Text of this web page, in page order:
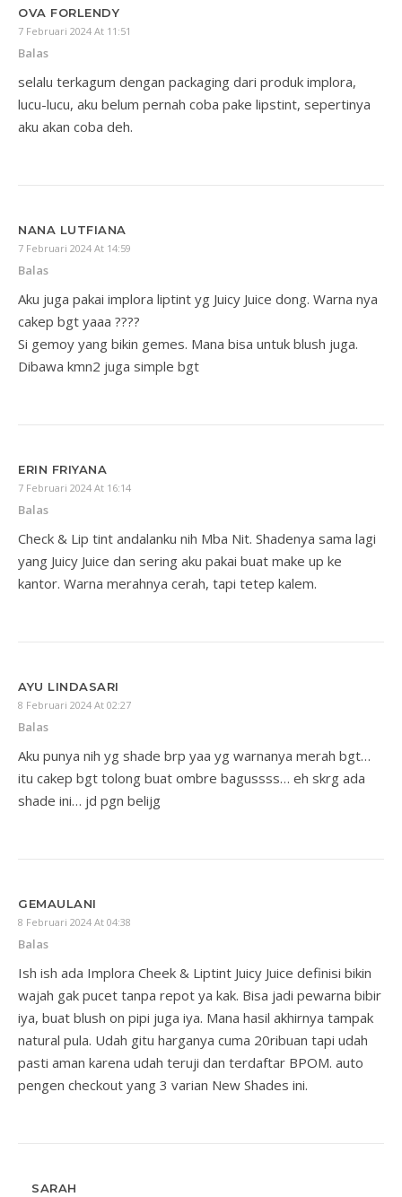
OVA FORLENDY
7 Februari 2024 At 11:51
Balas
selalu terkagum dengan packaging dari produk implora,
lucu-lucu, aku belum pernah coba pake lipstint, sepertinya
aku akan coba deh.
NANA LUTFIANA
7 Februari 2024 At 14:59
Balas
Aku juga pakai implora liptint yg Juicy Juice dong. Warna nya
cakep bgt yaaa ????
Si gemoy yang bikin gemes. Mana bisa untuk blush juga.
Dibawa kmn2 juga simple bgt
ERIN FRIYANA
7 Februari 2024 At 16:14
Balas
Check & Lip tint andalanku nih Mba Nit. Shadenya sama lagi
yang Juicy Juice dan sering aku pakai buat make up ke
kantor. Warna merahnya cerah, tapi tetep kalem.
AYU LINDASARI
8 Februari 2024 At 02:27
Balas
Aku punya nih yg shade brp yaa yg warnanya merah bgt…
itu cakep bgt tolong buat ombre bagussss… eh skrg ada
shade ini… jd pgn belijg
GEMAULANI
8 Februari 2024 At 04:38
Balas
Ish ish ada Implora Cheek & Liptint Juicy Juice definisi bikin
wajah gak pucet tanpa repot ya kak. Bisa jadi pewarna bibir
iya, buat blush on pipi juga iya. Mana hasil akhirnya tampak
natural pula. Udah gitu harganya cuma 20ribuan tapi udah
pasti aman karena udah teruji dan terdaftar BPOM. auto
pengen checkout yang 3 varian New Shades ini.
SARAH